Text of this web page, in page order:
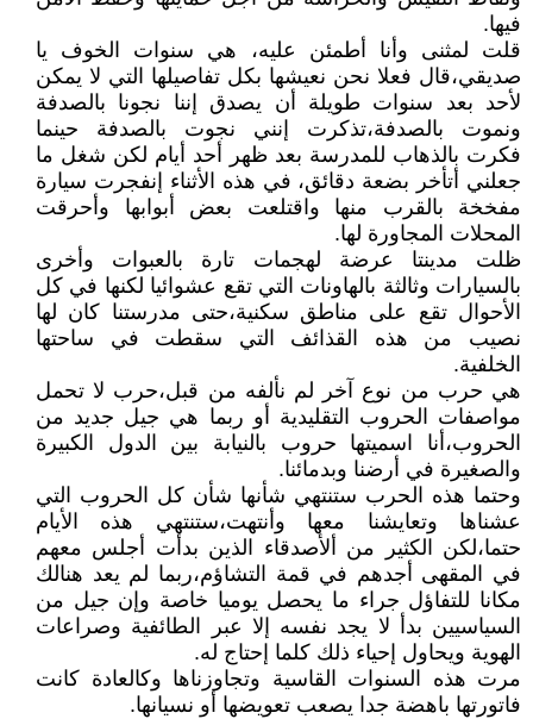
فيها.
قلت لمثنى وأنا أطمئن عليه، هي سنوات الخوف يا
صديقي،قال فعلا نحن نعيشها بكل تفاصيلها التي لا يمكن
لأحد بعد سنوات طويلة أن يصدق إننا نجونا بالصدفة
ونموت بالصدفة،تذكرت إنني نجوت بالصدفة حينما
فكرت بالذهاب للمدرسة بعد ظهر أحد أيام لكن شغل ما
جعلني أتأخر بضعة دقائق، في هذه الأثناء إنفجرت سيارة
مفخخة بالقرب منها واقتلعت بعض أبوابها وأحرقت
المحلات المجاورة لها.
ظلت مدينتا عرضة لهجمات تارة بالعبوات وأخرى
بالسيارات وثالثة بالهاونات التي تقع عشوائيا لكنها في كل
الأحوال تقع على مناطق سكنية،حتى مدرستنا كان لها
نصيب من هذه القذائف التي سقطت في ساحتها
الخلفية.
هي حرب من نوع آخر لم نألفه من قبل،حرب لا تحمل
مواصفات الحروب التقليدية أو ربما هي جيل جديد من
الحروب،أنا اسميتها حروب بالنيابة بين الدول الكبيرة
والصغيرة في أرضنا وبدمائنا.
وحتما هذه الحرب ستنتهي شأنها شأن كل الحروب التي
عشناها وتعايشنا معها وأنتهت،ستنتهي هذه الأيام
حتما،لكن الكثير من ألأصدقاء الذين بدأت أجلس معهم
في المقهى أجدهم في قمة التشاؤم،ربما لم يعد هنالك
مكانا للتفاؤل جراء ما يحصل يوميا خاصة وإن جيل من
السياسيين بدأ لا يجد نفسه إلا عبر الطائفية وصراعات
الهوية ويحاول إحياء ذلك كلما إحتاج له.
مرت هذه السنوات القاسية وتجاوزناها وكالعادة كانت
فاتورتها باهضة جدا يصعب تعويضها أو نسيانها.